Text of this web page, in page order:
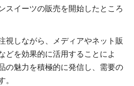
スイーツの販売を開始したところ
視しながら、メディアやネット販
どを効果的に活用することによ
の魅力を積極的に発信し、需要の
。